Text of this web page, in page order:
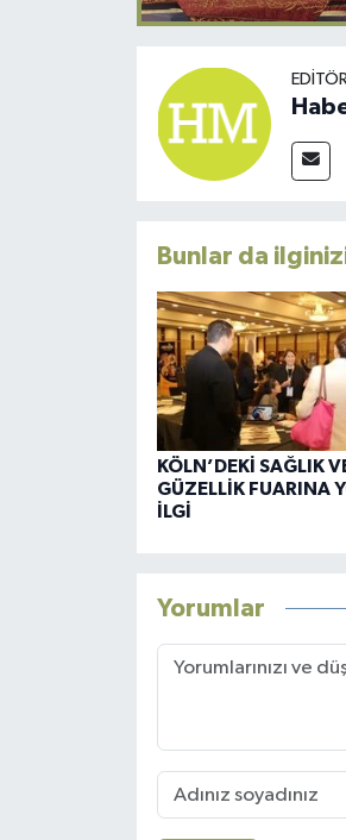
Bunlar da
KÖLN’DEKİ SAĞLIK
GÜZELLİK FUARINA
İLGİ
Yorumlar